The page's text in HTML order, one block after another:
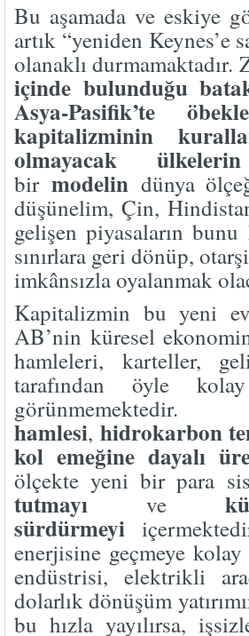
Bu aşamada ve eskiye
artık “yeniden Keynes’e
olanaklı durmamaktadır.
içinde bulunduğu
Asya-Pasifik’te
kapitalizminin
olmayacak
bir modelin dünya
düşünelim, Çin,
gelişen piyasaların
sınırlara geri dönüp,
imkânsızla oyalanmak
Kapitalizmin bu yeni
AB’nin küresel
hamleleri, karteller,
tarafından öyle
hamlesi,hidrokarbon
kol emeğine dayalı
ölçekte yeni bir para
tutmayı ve
sürdürmeyi
enerjisine geçmeye
endüstrisi, elektrikli
dolarlık dönüşüm
bu hızla yayılırsa,